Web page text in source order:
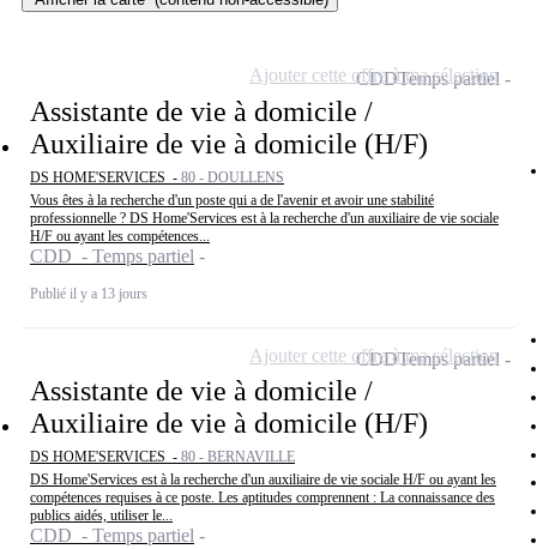
Assistante de vie à domicile /
Auxiliaire de vie à domicile (H/F)
DS HOME'SERVICES - 80 - DOULLENS
Vous êtes à la recherche d'un poste qui a de l'avenir et avoir une stabilité
professionnelle ? DS Home'Services est à la recherche d'un auxiliaire de vie sociale
H/F ou ayant les compétences...
CDD - Temps partiel
Publié il y a 13 jours
CDDTemps partiel
Ajouter cette offre à ma sélection
Assistante de vie à domicile /
Auxiliaire de vie à domicile (H/F)
DS HOME'SERVICES - 80 - BERNAVILLE
DS Home'Services est à la recherche d'un auxiliaire de vie sociale H/F ou ayant les
compétences requises à ce poste. Les aptitudes comprennent : La connaissance des
publics aidés, utiliser le...
CDD - Temps partiel
CDDTemps partiel
Ajouter cette offre à ma sélection